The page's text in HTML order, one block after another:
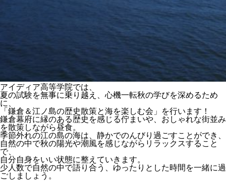
アイディア高等学院では、
夏の試験を無事に乗り越え、心機一転秋の学びを深めるため
に、
「鎌倉＆江ノ島の歴史散策と海を楽しむ会」を行います！
鎌倉幕府に縁のある歴史を感じる佇まいや、おしゃれな街並み
を散策しながら昼食。
季節外れの江の島の海は、静かでのんびり過ごすことができ、
自然の中で秋の陽光や潮風を感じながらリラックスすること
で、
自分自身をいい状態に整えていきます。
少人数で自然の中で語り合う、ゆったりとした時間を一緒に過
ごしましょう。